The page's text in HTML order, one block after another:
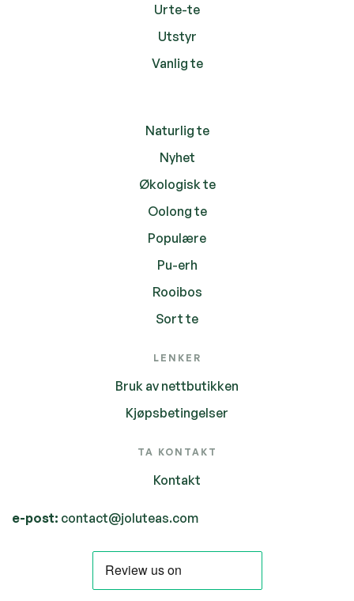
Urte-te
Utstyr
Vanlig te
Naturlig te
Nyhet
Økologisk te
Oolong te
Populære
Pu-erh
Rooibos
Sort te
LENKER
Bruk av nettbutikken
Kjøpsbetingelser
TA KONTAKT
Kontakt
e-post: contact@joluteas.com